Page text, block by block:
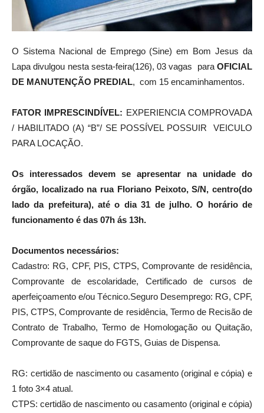
O Sistema Nacional de Emprego (Sine) em Bom Jesus da
Lapa divulgou nesta sesta-feira(126), 03 vagas para OFICIAL
DE MANUTENÇÃO PREDIAL, com 15 encaminhamentos.
FATOR IMPRESCINDÍVEL: EXPERIENCIA COMPROVADA
/ HABILITADO (A) “B”/ SE POSSÍVEL POSSUIR VEICULO
PARA LOCAÇÃO.
Os interessados devem se apresentar na unidade do
órgão, localizado na rua Floriano Peixoto, S/N, centro(do
lado da prefeitura), até o dia 31 de julho. O horário de
funcionamento é das 07h ás 13h.
Documentos necessários:
Cadastro: RG, CPF, PIS, CTPS, Comprovante de residência,
Comprovante de escolaridade, Certificado de cursos de
aperfeiçoamento e/ou Técnico.Seguro Desemprego: RG, CPF,
PIS, CTPS, Comprovante de residência, Termo de Recisão de
Contrato de Trabalho, Termo de Homologação ou Quitação,
Comprovante de saque do FGTS, Guias de Dispensa.
RG: certidão de nascimento ou casamento (original e cópia) e
1 foto 3×4 atual.
CTPS: certidão de nascimento ou casamento (original e cópia)